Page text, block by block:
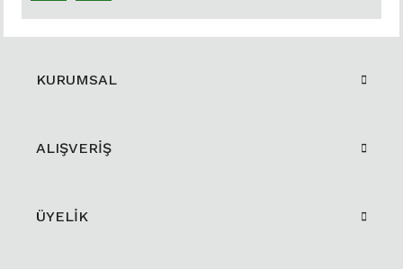
KURUMSAL
ALIŞVERİŞ
ÜYELİK